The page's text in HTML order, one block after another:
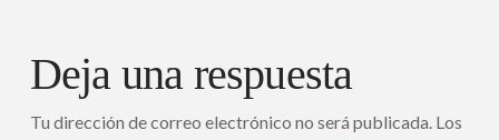
Deja una respuesta
Tu dirección de correo electrónico no será publicada. Los